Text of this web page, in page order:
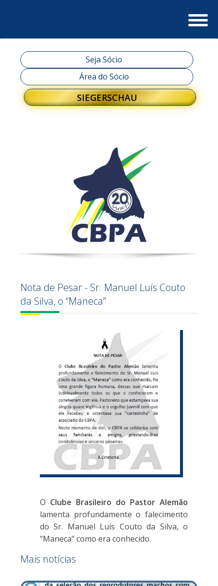
Seja Sócio
Área do Sócio
SIEGERSCHAU
Nota de Pesar - Sr. Manuel Luís Couto
da Silva, o “Maneca”
O Clube Brasileiro do Pastor Alemão
lamenta profundamente o falecimento
do Sr. Manuel Luís Couto da Silva, o
“Maneca” como era conhecido.
Mais notícias